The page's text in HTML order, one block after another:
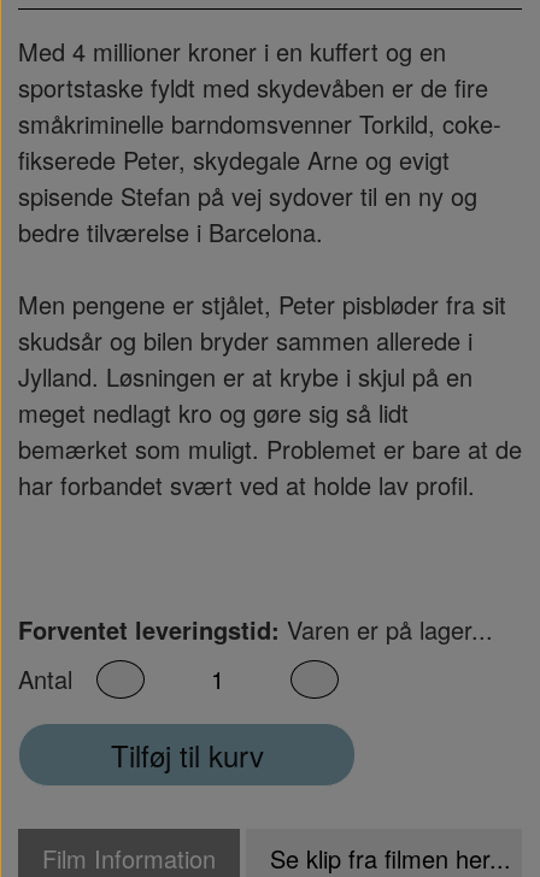
Med 4 millioner kroner i en kuffert og en
sportstaske fyldt med skydevåben er de fire
småkriminelle barndomsvenner Torkild, coke-
fikserede Peter, skydegale Arne og evigt
spisende Stefan på vej sydover til en ny og
bedre tilværelse i Barcelona.
Men pengene er stjålet, Peter pisbløder fra sit
skudsår og bilen bryder sammen allerede i
Jylland. Løsningen er at krybe i skjul på en
meget nedlagt kro og gøre sig så lidt
bemærket som muligt. Problemet er bare at de
har forbandet svært ved at holde lav profil.
Forventet leveringstid: Varen er på lager...
Antal
Tilføj til kurv
Film Information Se klip fra filmen her...